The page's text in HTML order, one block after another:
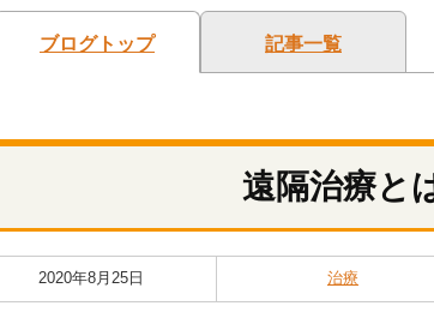
ブログトップ 記事一覧
遠隔治療と
2020年8月25日 治療